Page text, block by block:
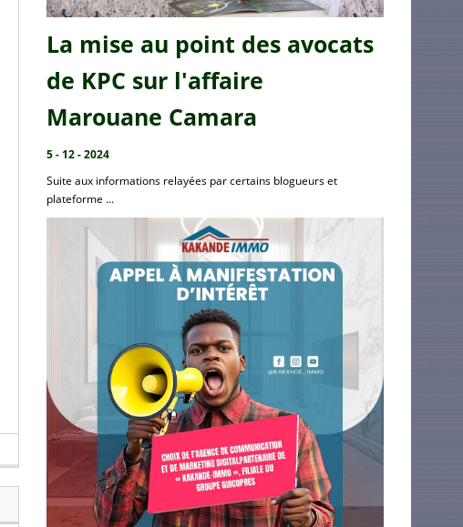
La mise au point des avocats
de KPC sur l'affaire
Marouane Camara
5 - 12 - 2024
Suite aux informations relayées par certains blogueurs et
plateforme ...